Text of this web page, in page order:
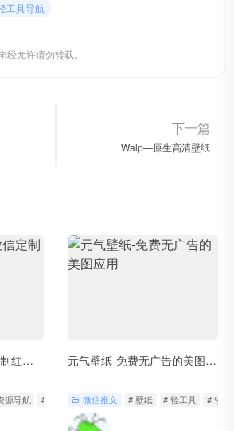
工具导航
允许请勿转载。
下一篇
Walp—原生高清壁纸
云盘永久容量+微信定制红包封面
源导航 # 轻工具
元气壁纸-免费无广告的美图应用
微信推文 # 壁纸 # 轻工具 # 轻工